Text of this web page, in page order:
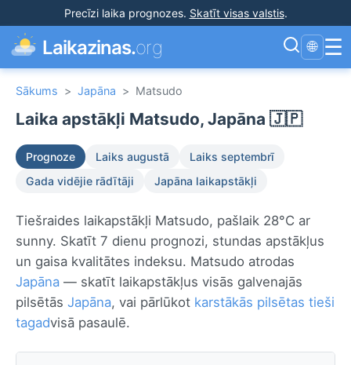
Precīzi laika prognozes. Skatīt visas valstis.
Laikazinas.org 🌐 ☰
Sākums > Japāna > Matsudo
Laika apstākļi Matsudo, Japāna 🇯🇵
Prognoze Laiks augustā
Laiks septembrī
Gada vidējie rādītāji
Japāna laikapstākļi
Tiešraides laikapstākļi Matsudo, pašlaik 28°C ar
sunny. Skatīt 7 dienu prognozi, stundas apstākļus
un gaisa kvalitātes indeksu. Matsudo atrodas
Japāna — skatīt laikapstākļus visās galvenajās
pilsētās Japāna, vai pārlūkot karstākās pilsētas tieši
tagadvisā pasaulē.